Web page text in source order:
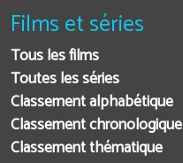
Films et séries
Tous les films
Toutes les séries
Classement alphabétique
Classement chronologique
Classement thématique